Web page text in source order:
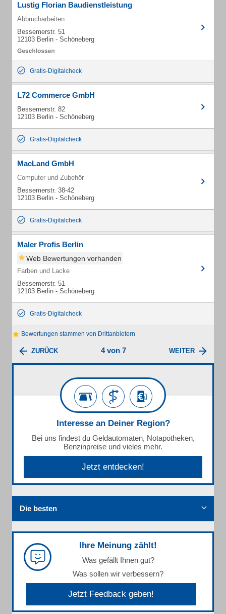
Lustig Florian Baudienstleistung
Abbrucharbeiten
Bessemerstr. 51
12103 Berlin - Schöneberg
Gratis-Digitalcheck
L72 Commerce GmbH
Bessemerstr. 82
12103 Berlin - Schöneberg
Gratis-Digitalcheck
MacLand GmbH
Computer und Zubehör
Bessemerstr. 38-42
12103 Berlin - Schöneberg
Gratis-Digitalcheck
Maler Profis Berlin
Web Bewertungen vorhanden
Farben und Lacke
Bessemerstr. 51
12103 Berlin - Schöneberg
Gratis-Digitalcheck
Bewertungen stammen von Drittanbietern
ZURÜCK 4 von 7 WEITER
Interesse an Deiner Region?
Bei uns findest du Geldautomaten, Notapotheken,
Benzinpreise und vieles mehr.
Jetzt entdecken!
Die besten
Ihre Meinung zählt!
Was gefällt Ihnen gut?
Was sollen wir verbessern?
Jetzt Feedback geben!